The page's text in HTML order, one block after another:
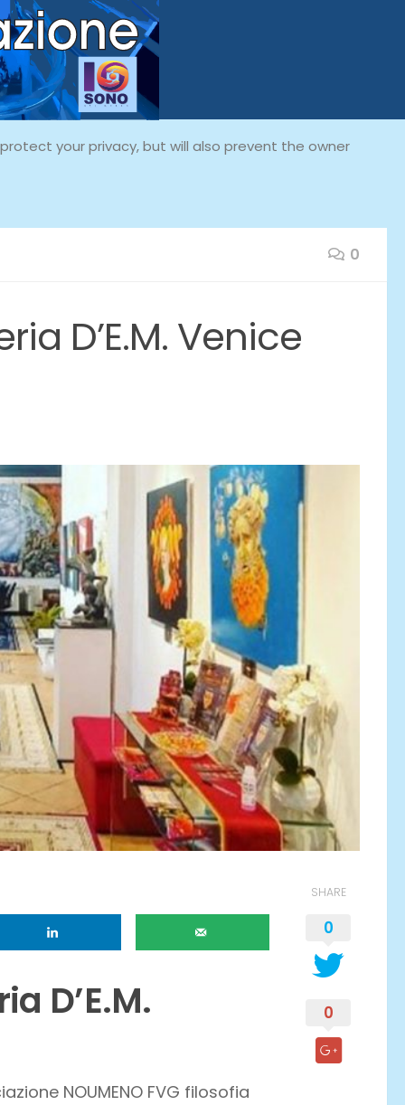
your privacy, but will also prevent the owner
0
D’E.M. Venice
D’E.M.
NOUMENO FVG filosofia
SHARE
0
0